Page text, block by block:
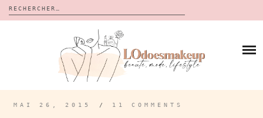
Rechercher :
CALENDRIERS DE L’AVENT
BON PLAN
À PROPOS
MAI 26, 2015 / 11 COMMENTS